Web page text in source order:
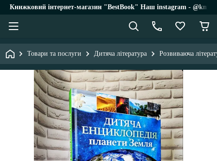
Книжковий інтернет-магазин "BestBook" Наш instagram -
Товари та послуги Дитяча література Розвиваюча